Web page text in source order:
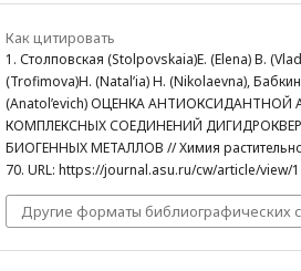
Как цитировать
1. Столповская (Stolpovskaia)Е. (Elena) В.
(Trofimova)Н. (Natal’ia) Н. (Nikolaevna),
(Anatol’evich) ОЦЕНКА
КОМПЛЕКСНЫХ СОЕДИНЕНИЙ
БИОГЕННЫХ МЕТАЛЛОВ // Химия
70. URL: https://journal.asu.ru/cw/article/view/
Другие форматы библиографических